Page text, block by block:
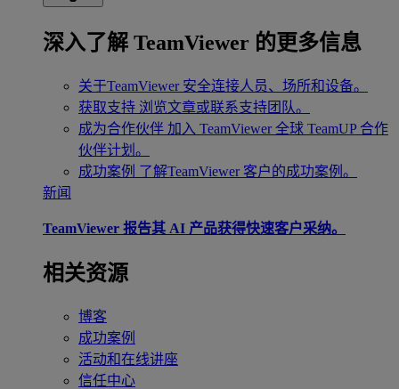
深入了解 TeamViewer 的更多信息
关于TeamViewer 安全连接人员、场所和设备。
获取支持 浏览文章或联系支持团队。
成为合作伙伴 加入 TeamViewer 全球 TeamUP 合作
伙伴计划。
成功案例 了解TeamViewer 客户的成功案例。
新闻
TeamViewer 报告其 AI 产品获得快速客户采纳。
相关资源
博客
成功案例
活动和在线讲座
信任中心